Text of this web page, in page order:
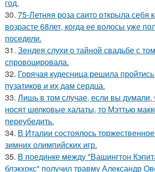
год.
30. 75-Летняя роза саито открыла себя
возрасте 68лет, когда ее волосы уже
поседели.
31. Зендея слухи о тайной свадьбе с
спровоцировала.
32. Горячая кудесница решила
пузатиков и их дам сердца.
33. Лишь в том случае, если вы думали,
носят шелковые халаты, то Мэттью
переубедить.
34. В Италии состоялось
зимних олимпийских игр.
35. В поединке между "Вашингтон
блэкхокс" получил травму Александр